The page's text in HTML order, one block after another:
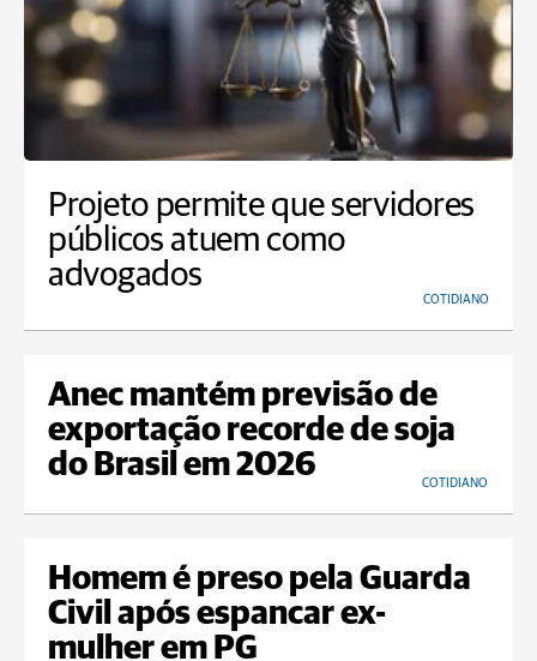
Projeto permite que servidores
públicos atuem como
advogados
COTIDIANO
Anec mantém previsão de
exportação recorde de soja
do Brasil em 2026
COTIDIANO
Homem é preso pela Guarda
Civil após espancar ex-
mulher em PG